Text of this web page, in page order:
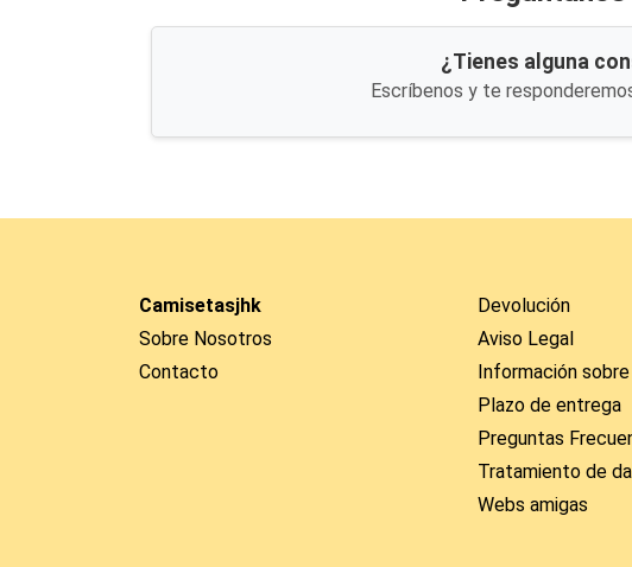
¿Tienes alguna
Escríbenos y te
Camisetasjhk
Sobre Nosotros
Contacto
Devolución
Aviso Legal
Información
Plazo de entrega
Preguntas
Tratamiento de
Webs amigas